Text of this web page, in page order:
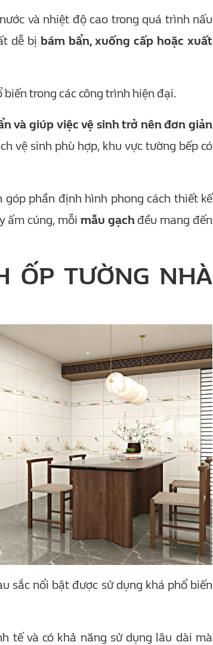
và nhiệt độ cao trong quá trình nấu
dễ bị bám bẩn, xuống cấp hoặc xuất
trong các công trình hiện đại.
và giúp việc vệ sinh trở nên đơn giản
vệ sinh phù hợp, khu vực tường bếp có
góp phần định hình phong cách thiết kế
ấm cúng, mỗi mẫu gạchđều mang đến
ỐP TƯỜNG NHÀ
sắc nổi bật được sử dụng khá phổ biến
tế và có khả năng sử dụng lâu dài mà